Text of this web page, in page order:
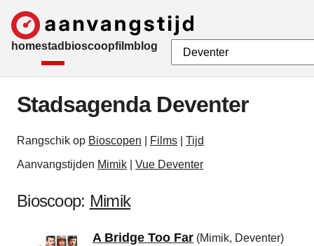
homestad bioscoopfilmblog
Stadsagenda Deventer
Rangschik op Bioscopen Films
Tijd
Aanvangstijden Mimik Vue Deventer
Bioscoop: Mimik
A Bridge Too Far (Mimik, Deventer)